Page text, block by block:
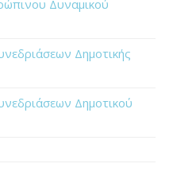
Δυναμικού
Δημοτικής
Δημοτικού